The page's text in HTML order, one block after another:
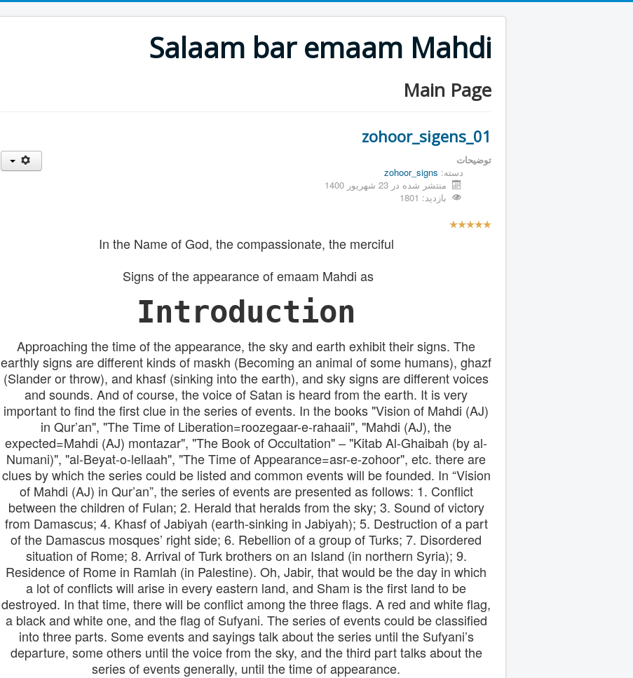
Salaam bar emaam Mahdi
Main Page
zohoor_sigens_01
توضیحات
دسته: zohoor_signs
منتشر شده در 23 شهریور 1400
بازدید: 1801
ا
ا
ن
In the Name of God, the compassionate, the merciful
Signs of the appearance of emaam Mahdi as
Introduction
Approaching the time of the appearance, the sky and earth exhibit their signs. The
earthly signs are different kinds of maskh (Becoming an animal of some humans), ghazf
(Slander or throw), and khasf (sinking into the earth), and sky signs are different voices
and sounds. And of course, the voice of Satan is heard from the earth. It is very
important to find the first clue in the series of events. In the books "Vision of Mahdi (AJ)
in Qur’an", "The Time of Liberation=roozegaar-e-rahaaii", "Mahdi (AJ), the
expected=Mahdi (AJ) montazar", "The Book of Occultation" – "Kitab Al-Ghaibah (by al-
Numani)", "al-Beyat-o-lellaah", "The Time of Appearance=asr-e-zohoor", etc. there are
clues by which the series could be listed and common events will be founded. In “Vision
of Mahdi (AJ) in Qur’an”, the series of events are presented as follows: 1. Conflict
between the children of Fulan; 2. Herald that heralds from the sky; 3. Sound of victory
from Damascus; 4. Khasf of Jabiyah (earth-sinking in Jabiyah); 5. Destruction of a part
of the Damascus mosques’ right side; 6. Rebellion of a group of Turks; 7. Disordered
situation of Rome; 8. Arrival of Turk brothers on an Island (in northern Syria); 9.
Residence of Rome in Ramlah (in Palestine). Oh, Jabir, that would be the day in which
a lot of conflicts will arise in every eastern land, and Sham is the first land to be
destroyed. In that time, there will be conflict among the three flags. A red and white flag,
a black and white one, and the flag of Sufyani. The series of events could be classified
into three parts. Some events and sayings talk about the series until the Sufyani’s
departure, some others until the voice from the sky, and the third part talks about the
series of events generally, until the time of appearance.